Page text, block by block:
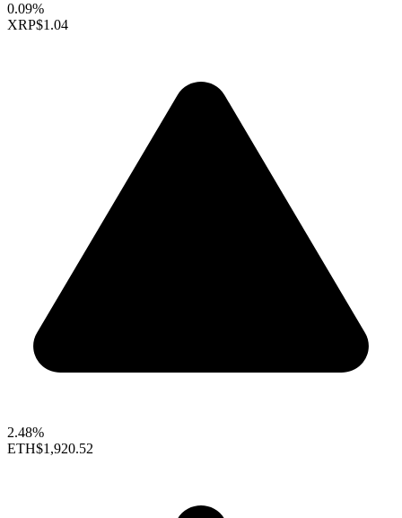
0.09%
XRP$1.04
2.48%
ETH$1,920.52